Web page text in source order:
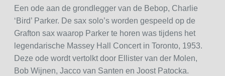
Een ode aan de grondlegger van de Bebop, Charlie
‘Bird’ Parker. De sax solo’s worden gespeeld op de
Grafton sax waarop Parker te horen was tijdens het
legendarische Massey Hall Concert in Toronto, 1953.
Deze ode wordt vertolkt door Ellister van der Molen,
Bob Wijnen, Jacco van Santen en Joost Patocka.